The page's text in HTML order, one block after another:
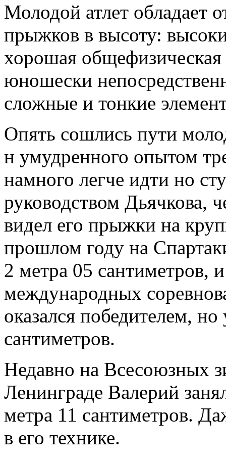
Молодой атлет обладает
прыжков в высоту:
хорошая
юношески
сложные и тонкие
Опять сошлись пути
н умудренного опытом
намного легче идти но
руководством Дьячкова,
видел его прыжки на
прошлом году на
2 метра 05 сантиметров,
международных
оказался победителем,
сантиметров.
Недавно на Всесоюзных
Ленинграде Валерий
метра 11 сантиметров.
в его технике.